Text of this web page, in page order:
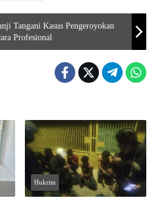
Tangani Kasus Pengeroyokan
Profesional
Hukrim